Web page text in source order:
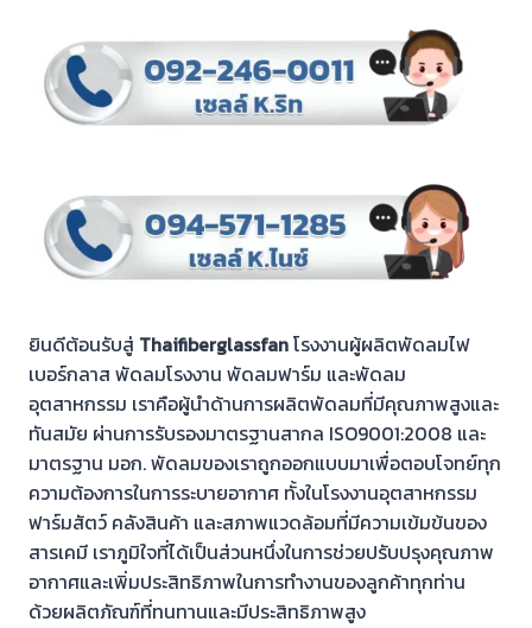
ยินดีต้อนรับสู่ Thaifiberglassfanโรงงานผู้ผลิตพัดลมไฟ
เบอร์กลาส พัดลมโรงงาน พัดลมฟาร์ม และพัดลม
อุตสาหกรรม เราคือผู้นำด้านการผลิตพัดลมที่มีคุณภาพสูงและ
ทันสมัย ผ่านการรับรองมาตรฐานสากล ISO9001:2008 และ
มาตรฐาน มอก. พัดลมของเราถูกออกแบบมาเพื่อตอบโจทย์ทุก
ความต้องการในการระบายอากาศ ทั้งในโรงงานอุตสาหกรรม
ฟาร์มสัตว์ คลังสินค้า และสภาพแวดล้อมที่มีความเข้มข้นของ
สารเคมี เราภูมิใจที่ได้เป็นส่วนหนึ่งในการช่วยปรับปรุงคุณภาพ
อากาศและเพิ่มประสิทธิภาพในการทำงานของลูกค้าทุกท่าน
ด้วยผลิตภัณฑ์ที่ทนทานและมีประสิทธิภาพสูง